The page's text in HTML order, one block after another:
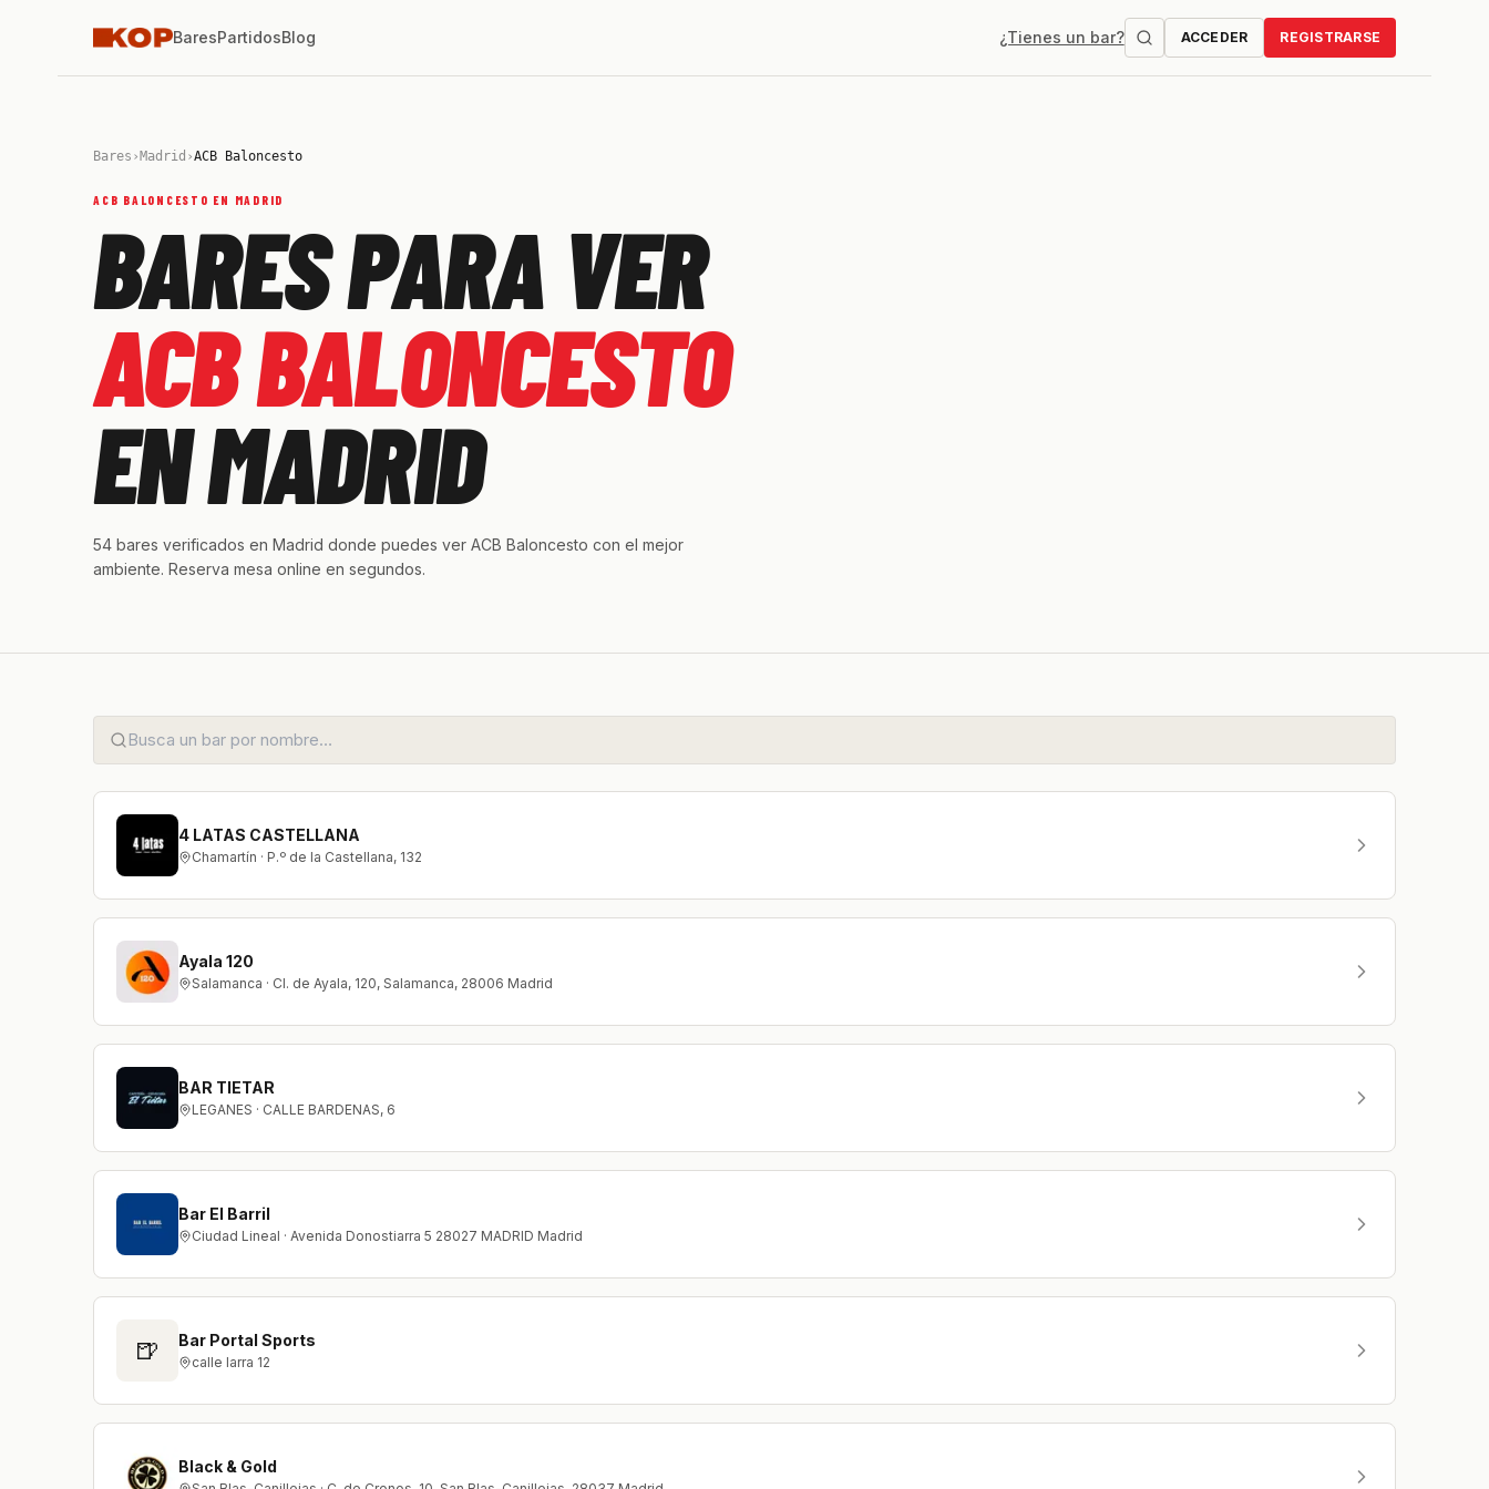
BaresPartidosBlog ¿Tienes un bar? ACCEDER REGISTRARSE
Bares › Madrid ›ACB Baloncesto
ACB BALONCESTO EN MADRID
BARES PARA VER
ACB BALONCESTO
EN MADRID
54 bares verificados en Madrid donde puedes ver ACB Baloncesto con el mejor
ambiente. Reserva mesa online en segundos.
4 LATAS CASTELLANA
Chamartín · P.º de la Castellana, 132
Ayala 120
Salamanca · Cl. de Ayala, 120, Salamanca, 28006 Madrid
BAR TIETAR
LEGANES · CALLE BARDENAS, 6
Bar El Barril
Ciudad Lineal · Avenida Donostiarra 5 28027 MADRID Madrid
🍺 Bar Portal Sports
calle larra 12
Black & Gold